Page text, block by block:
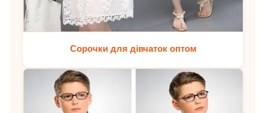
Сорочки для дівчаток оптом